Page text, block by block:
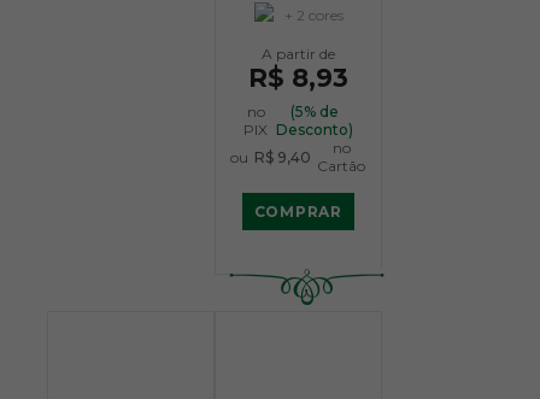
+ 2 cores
R$ 8,93
no
PIX
(5% de
Desconto)
ou R$ 9,40
no
Cartão
COMPRAR